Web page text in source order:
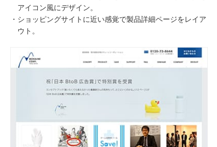
アイコン風にデザイン。
ショッピングサイトに近い感覚で製品詳細ページをレイア
ウト。